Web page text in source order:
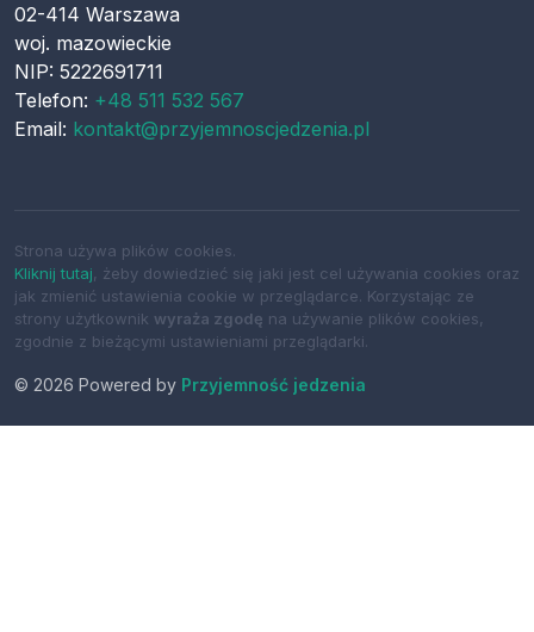
02-414 Warszawa
woj. mazowieckie
NIP: 5222691711
Telefon: +48 511 532 567
Email: kontakt@przyjemnoscjedzenia.pl
Strona używa plików cookies.
Kliknij tutaj, żeby dowiedzieć się jaki jest cel używania cookies oraz
jak zmienić ustawienia cookie w przeglądarce. Korzystając ze
strony użytkownik wyraża zgodę na używanie plików cookies,
zgodnie z bieżącymi ustawieniami przeglądarki.
© 2026 Powered by Przyjemność jedzenia